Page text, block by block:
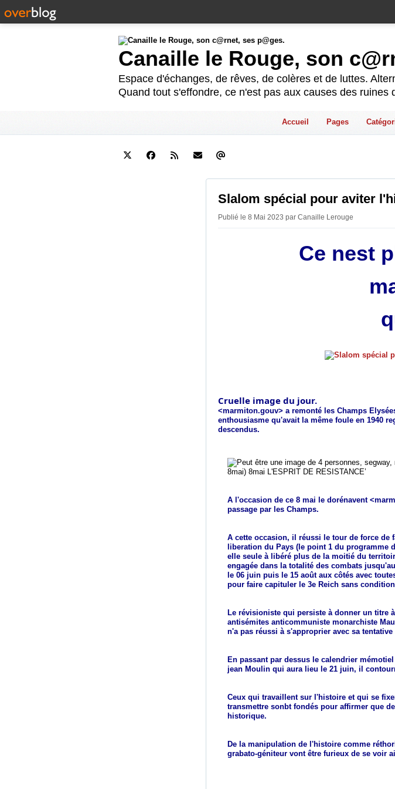
Canaille le Rouge, son
Espace d'échanges, de rêves, de colères et de luttes.
Quand tout s'effondre, ce n'est pas aux causes des
Accueil Pages
Slalom spécial pour aviter
Publié le 8 Mai 2023 par Canaille Lerouge
Ce nest
Cruelle image du jour.
<marmiton.gouv> a remonté les Champs
enthousiasme qu'avait la même foule en 1940
descendus.
A l'occasion de ce 8 mai le dorénavent
passage par les Champs.
A cette occasion, il réussi le tour de force de
liberation du Pays (le point 1 du programme
elle seule à libéré plus de la moitié du
engagée dans la totalité des combats
le 06 juin puis le 15 août aux côtés avec
pour faire capituler le 3e Reich sans
Le révisioniste qui persiste à donner un titre
antisémites anticommuniste monarchiste
n'a pas réussi à s'approprier avec sa
En passant par dessus le calendrier
jean Moulin qui aura lieu le 21 juin, il
Ceux qui travaillent sur l'histoire et qui se
transmettre sonbt fondés pour affirmer que
historique.
De la manipulation de l'histoire comme
grabato-géniteur vont être furieux de se voir